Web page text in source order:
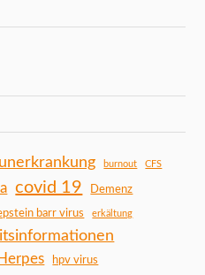
burnout CFS
covid 19 Demenz
barr virus erkältung
Herpes hpv virus